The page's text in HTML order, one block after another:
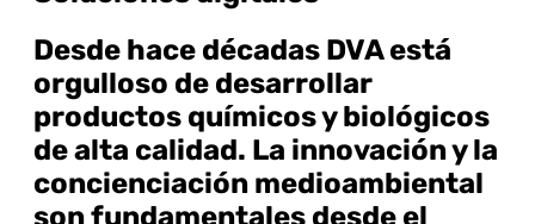
Desde hace décadas DVA está
orgulloso de desarrollar
productos químicos y biológicos
de alta calidad. La innovación y la
concienciación medioambiental
son fundamentales desde el